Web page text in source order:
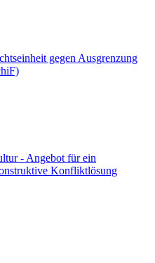
gegen Ausgrenzung
- Angebot für ein
Konfliktlösung